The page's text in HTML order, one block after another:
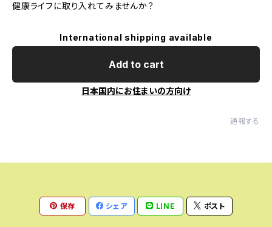
健康ライフに取り入れてみませんか？
International shipping available
Add to cart
日本国内にお住まいの方向け
通報する
保存 シェア LINE ポスト